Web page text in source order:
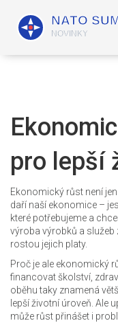
pro lepší
Ekonomický růst není
daří naší ekonomice –
které potřebujeme a
výroba výrobků a služeb
rostou jejich platy.
Proč je ale ekonomický
financovat školství,
oběhu taky znamená
lepší životní úroveň. Ale
může růst přinášet i